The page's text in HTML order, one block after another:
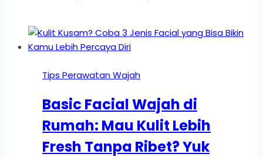
Tips Perawatan Wajah
Basic Facial Wajah di
Rumah: Mau Kulit Lebih
Fresh Tanpa Ribet? Yuk